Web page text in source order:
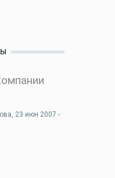
23 июн 2007 -